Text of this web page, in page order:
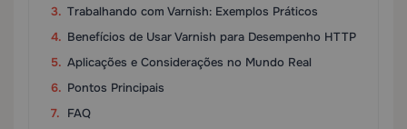
Trabalhando com Varnish: Exemplos Práticos
Benefícios de Usar Varnish para Desempenho HTTP
Aplicações e Considerações no Mundo Real
Pontos Principais
FAQ